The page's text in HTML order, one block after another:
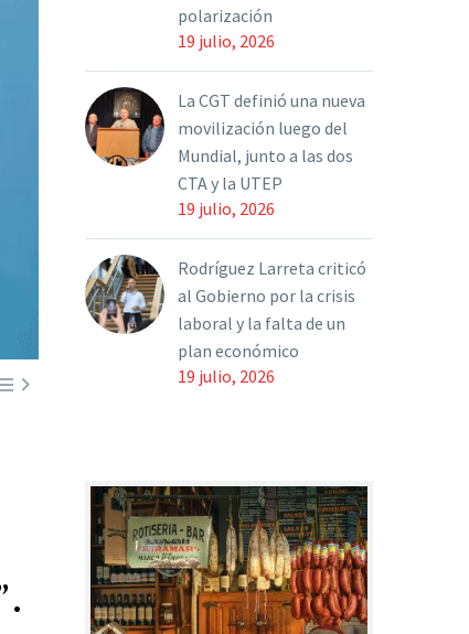

polarización
19 julio, 2026
La CGT definió una nueva
movilización luego del
Mundial, junto a las dos
CTA y la UTEP
19 julio, 2026
Rodríguez Larreta criticó
al Gobierno por la crisis
laboral y la falta de un
plan económico
19 julio, 2026